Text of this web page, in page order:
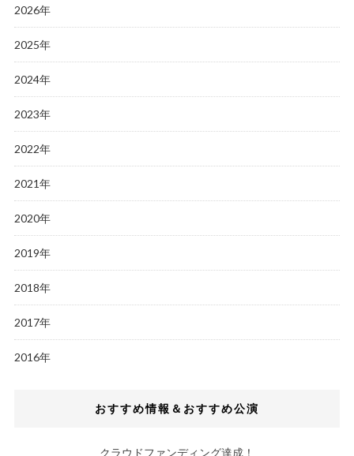
2026年
2025年
2024年
2023年
2022年
2021年
2020年
2019年
2018年
2017年
2016年
おすすめ情報＆おすすめ公演
クラウドファンディング達成！